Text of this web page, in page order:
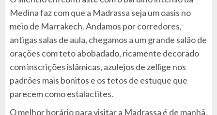
Medina faz com que a Madrassa seja um oasis no
meio de Marrakech. Andamos por corredores,
antigas salas de aula, chegamos a um grande salão de
orações com teto abobadado, ricamente decorado
com inscrições islâmicas, azulejos de zellige nos
padrões mais bonitos e os tetos de estuque que
parecem como estalactites.
O melhor horário para visitar a Madrassa é de manhã,